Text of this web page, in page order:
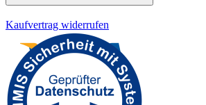
Kaufvertrag widerrufen